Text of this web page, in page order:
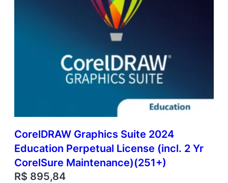
CorelDRAW Graphics Suite 2024
Education Perpetual License (incl. 2 Yr
CorelSure Maintenance)(251+)
R$ 895,84